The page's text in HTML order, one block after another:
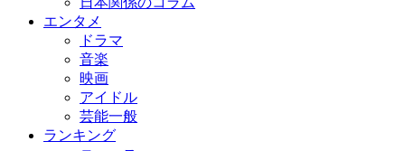
エンタメ
ドラマ
音楽
映画
アイドル
芸能一般
ランキング